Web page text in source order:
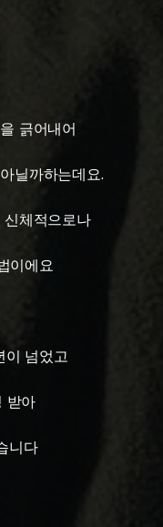
긁어내어
닐까하는데요.
체적으로나
이에요
이 넘었고
받아
니다